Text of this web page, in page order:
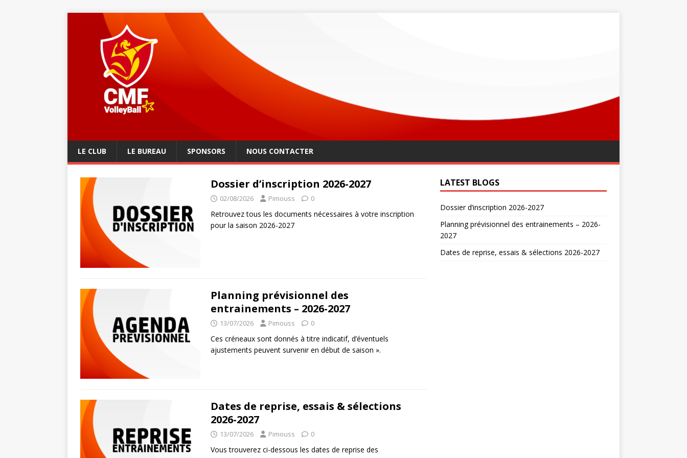
LE CLUB LE BUREAU SPONSORS NOUS CONTACTER
Dossier d’inscription 2026-2027
02/08/2026 Pimouss 0
Retrouvez tous les documents nécessaires à votre inscription
pour la saison 2026-2027
Planning prévisionnel des
entrainements – 2026-2027
13/07/2026 Pimouss 0
Ces créneaux sont donnés à titre indicatif, d’éventuels
ajustements peuvent survenir en début de saison ».
Dates de reprise, essais & sélections
2026-2027
13/07/2026 Pimouss 0
Vous trouverez ci-dessous les dates de reprise des
LATEST BLOGS
Dossier d’inscription 2026-2027
Planning prévisionnel des entrainements – 2026-
2027
Dates de reprise, essais & sélections 2026-2027